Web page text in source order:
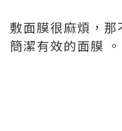
敷面膜很麻煩，
簡潔有效的面膜 。